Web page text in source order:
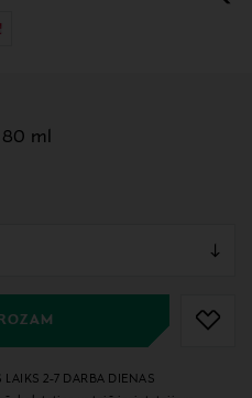
80 ml
LAIKS 2-7 DARBA DIENAS